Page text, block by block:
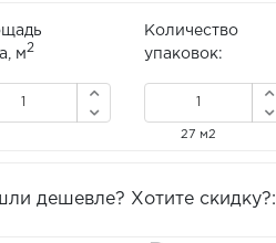
м2
Количество
упаковок:
27 м2
дешевле? Хотите скидку?: